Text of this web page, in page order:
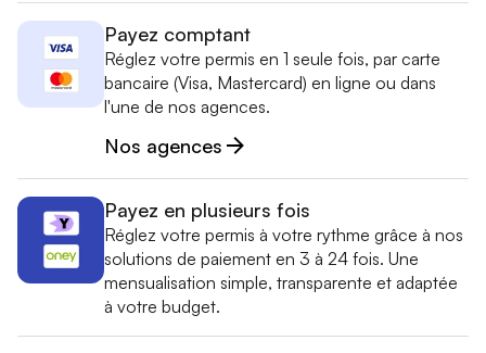
Payez comptant
Réglez votre permis en 1 seule fois, par carte
bancaire (Visa, Mastercard) en ligne ou dans
l'une de nos agences.
Nos agences
Payez en plusieurs fois
Réglez votre permis à votre rythme grâce à nos
solutions de paiement en 3 à 24 fois. Une
mensualisation simple, transparente et adaptée
à votre budget.